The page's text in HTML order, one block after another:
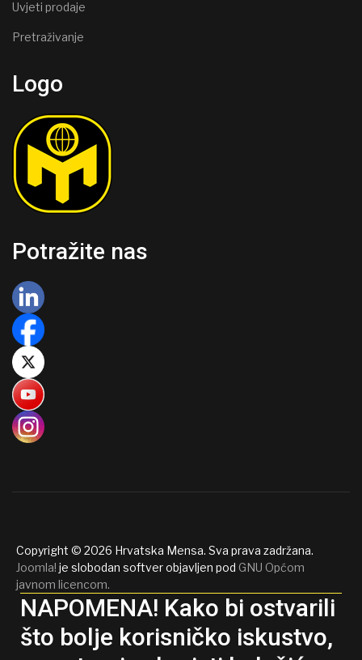
Uvjeti prodaje
Pretraživanje
Logo
Potražite nas
Copyright © 2026 Hrvatska Mensa. Sva prava zadržana.
Joomla! je slobodan softver objavljen pod GNU Općom
javnom licencom.
NAPOMENA! Kako bi ostvarili
što bolje korisničko iskustvo,